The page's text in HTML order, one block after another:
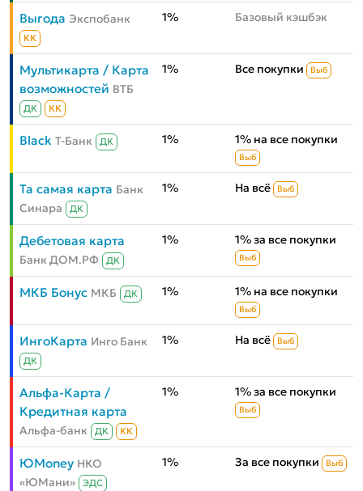
Выгода Экспобанк
КК
1% Базовый кэшбэк
Мультикарта / Карта
возможностей ВТБ
ДК КК
1% Все покупки Выб
Black Т-Банк ДК 1% 1% на все покупки
Выб
Та самая карта Банк
Синара
ДК
1% На всё Выб
Дебетовая карта
Банк ДОМ.РФ ДК
1% 1% за все покупки
Выб
МКБ Бонус МКБ ДК 1% 1% на все покупки
Выб
ИнгоКарта Инго Банк
ДК
1% На всё Выб
Альфа-Карта /
Кредитная карта
Альфа-банк ДК КК
1% 1% за все покупки
Выб
ЮMoney НКО
«ЮМани»
ЭДС
1% За все покупки Выб